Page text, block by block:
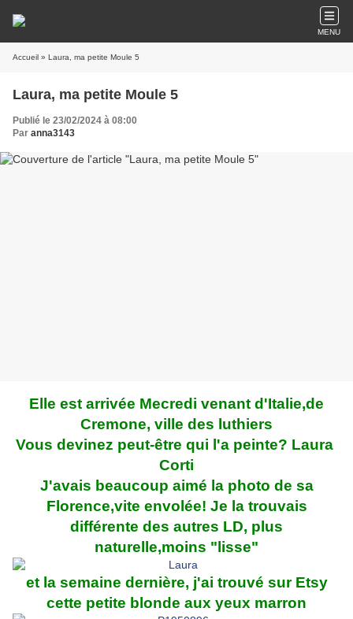
MENU
Accueil » Laura, ma petite Moule 5
Laura, ma petite Moule 5
Publié le 23/02/2024 à 08:00
Par anna3143
Elle est arrivée Mecredi venant d'Italie,de
Cremone, ville des luthiers
Vous devinez peut-être qui l'a peinte? Laura
Corti
J'avais beaucoup aimé la photo de sa
Florence,vite envolée! Je la trouvais
différente des autres LD, plus
naturelle,moins "lisse"
et la semaine dernière, j'ai trouvé sur Etsy
cette petite blonde aux yeux marron